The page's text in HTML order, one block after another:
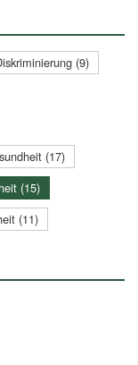
(9)
(17)
(15)
(11)